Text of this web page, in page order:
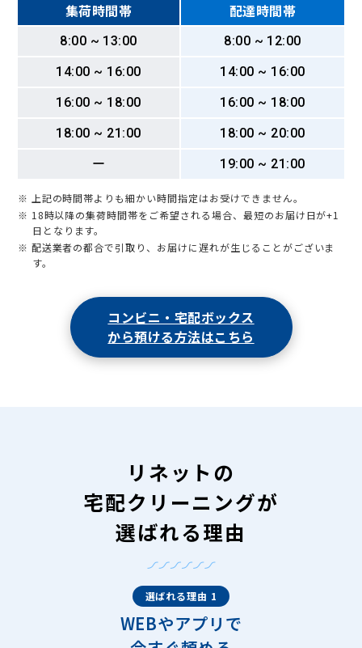
集荷時間帯 配達時間帯
8:00 ~ 13:00
8:00 ~ 12:00
14:00 ~ 16:00
14:00 ~ 16:00
16:00 ~ 18:00
16:00 ~ 18:00
18:00 ~ 21:00
18:00 ~ 20:00
ー
19:00 ~ 21:00
※ 上記の時間帯よりも細かい時間指定はお受けできません。
※ 18時以降の集荷時間帯をご希望される場合、最短のお届け日が+1
日となります。
※ 配送業者の都合で引取り、お届けに遅れが生じることがございま
す。
コンビニ・宅配ボックス
から預ける方法はこちら
リネットの
宅配クリーニングが
選ばれる理由
選ばれる理由 1
WEBやアプリで